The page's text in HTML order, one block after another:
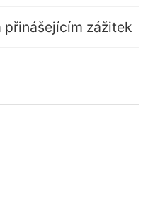
přinášejícím zážitek